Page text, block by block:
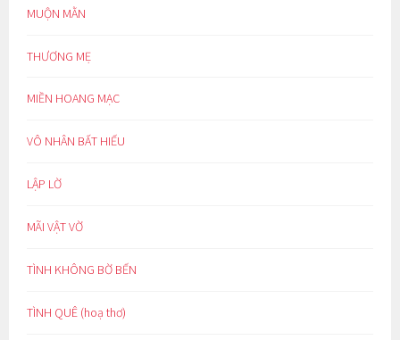
MUỘN MẰN
THƯƠNG MẸ
MIỀN HOANG MẠC
VÔ NHÂN BẤT HIẾU
LẬP LỜ
MÃI VẬT VỜ
TÌNH KHÔNG BỜ BẾN
TÌNH QUÊ (hoạ thơ)